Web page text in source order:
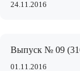
24.11.2016
Выпуск № 09
01.11.2016